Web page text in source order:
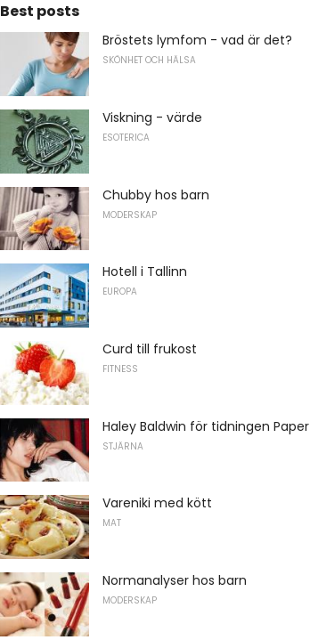
Best posts
Bröstets lymfom - vad är det?
SKÖNHET OCH HÄLSA
Viskning - värde
ESOTERICA
Chubby hos barn
MODERSKAP
Hotell i Tallinn
EUROPA
Curd till frukost
FITNESS
Haley Baldwin för tidningen
STJÄRNA
Vareniki med kött
MAT
Normanalyser hos barn
MODERSKAP